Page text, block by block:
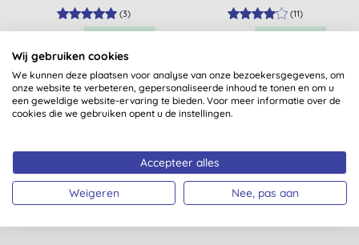
(3) (11)
Wij gebruiken cookies
We kunnen deze plaatsen voor analyse van onze bezoekersgegevens, om
onze website te verbeteren, gepersonaliseerde inhoud te tonen en om u
een geweldige website-ervaring te bieden. Voor meer informatie over de
cookies die we gebruiken opent u de instellingen.
Accepteer alles
Weigeren Nee, pas aan